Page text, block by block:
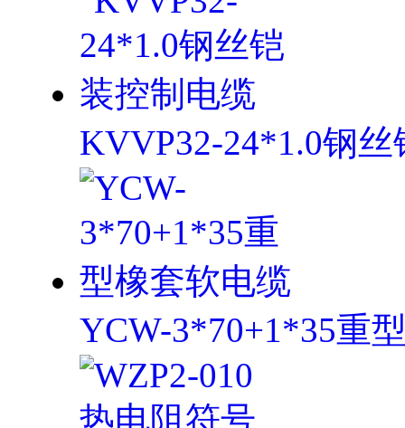
KVVP32-24*1.0钢
YCW-3*70+1*35重